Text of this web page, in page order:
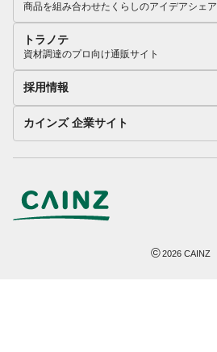
商品を組み合わせたくらしのアイデアシェア
トラノテ
資材調達のプロ向け通販サイト
採用情報
カインズ 企業サイト
©2026 CAINZ